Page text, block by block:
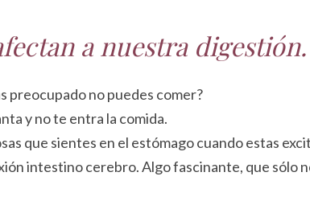
a nuestra digestión.
preocupado no puedes comer?
y no te entra la comida.
que sientes en el estómago cuando estas
intestino cerebro. Algo fascinante, que sólo